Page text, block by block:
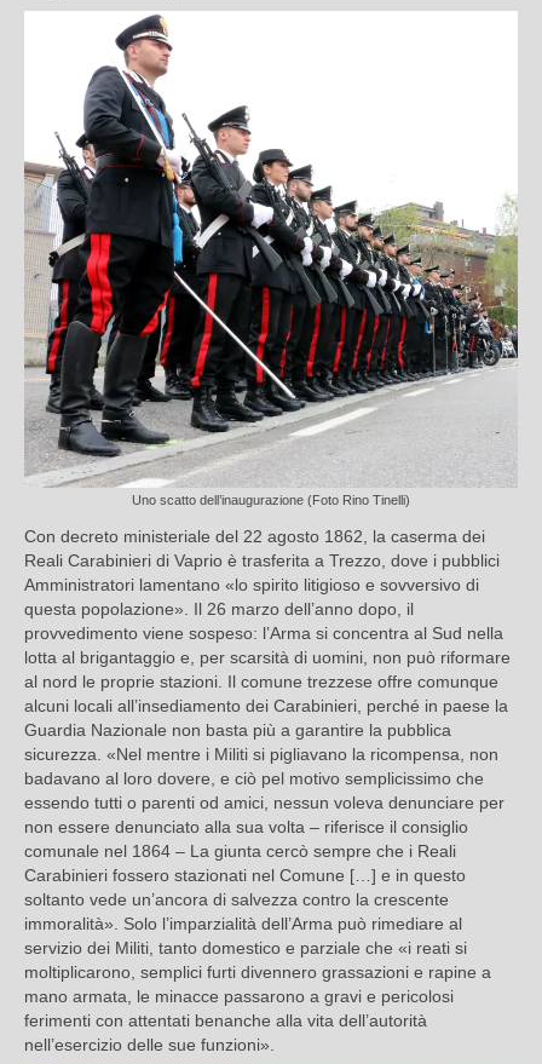
Uno scatto dell’inaugurazione (Foto Rino Tinelli)
Con decreto ministeriale del 22 agosto 1862, la caserma dei
Reali Carabinieri di Vaprio è trasferita a Trezzo, dove i pubblici
Amministratori lamentano «lo spirito litigioso e sovversivo di
questa popolazione». Il 26 marzo dell’anno dopo, il
provvedimento viene sospeso: l’Arma si concentra al Sud nella
lotta al brigantaggio e, per scarsità di uomini, non può riformare
al nord le proprie stazioni. Il comune trezzese offre comunque
alcuni locali all’insediamento dei Carabinieri, perché in paese la
Guardia Nazionale non basta più a garantire la pubblica
sicurezza. «Nel mentre i Militi si pigliavano la ricompensa, non
badavano al loro dovere, e ciò pel motivo semplicissimo che
essendo tutti o parenti od amici, nessun voleva denunciare per
non essere denunciato alla sua volta – riferisce il consiglio
comunale nel 1864 – La giunta cercò sempre che i Reali
Carabinieri fossero stazionati nel Comune […] e in questo
soltanto vede un’ancora di salvezza contro la crescente
immoralità». Solo l’imparzialità dell’Arma può rimediare al
servizio dei Militi, tanto domestico e parziale che «i reati si
moltiplicarono, semplici furti divennero grassazioni e rapine a
mano armata, le minacce passarono a gravi e pericolosi
ferimenti con attentati benanche alla vita dell’autorità
nell’esercizio delle sue funzioni».